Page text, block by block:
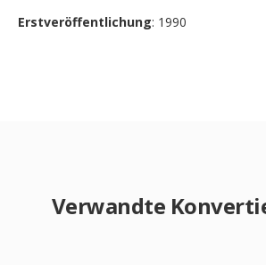
Erstveröffentlichung: 1990
Verwandte